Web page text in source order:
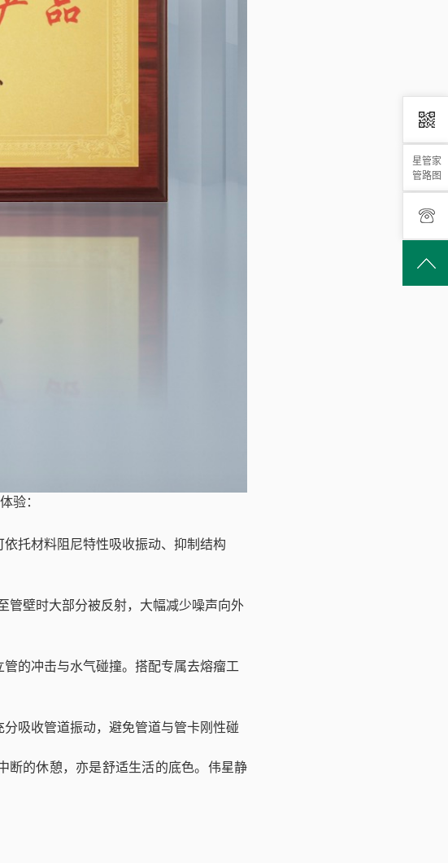
星管家
管路图
验：
托材料阻尼特性吸收振动、抑制结构
管壁时大部分被反射，大幅减少噪声向外
的冲击与水气碰撞。搭配专属去熔瘤工
吸收管道振动，避免管道与管卡刚性碰
的休憩，亦是舒适生活的底色。伟星静